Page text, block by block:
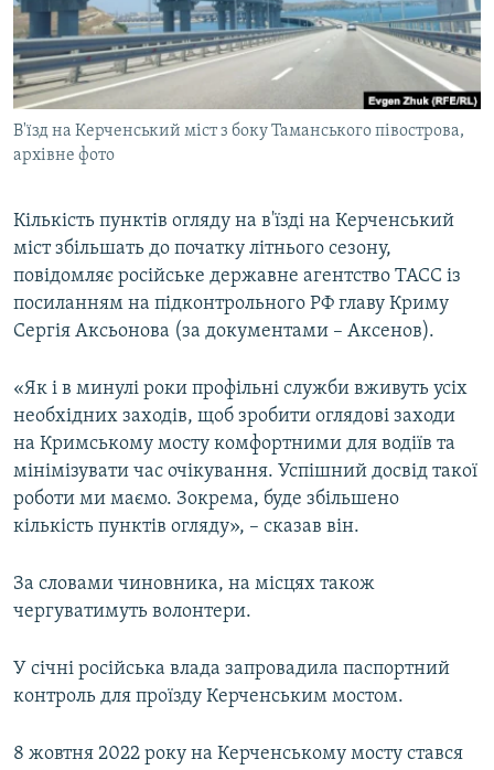
ВІДЕОУРОКИ «ELIFBE»
СВІДЧЕННЯ ОКУПАЦІЇ
УКРАЇНСЬКА ПРОБЛЕМА КРИМУ
ІНФОГРАФІКА
Русский
Qırımtatar
ДОЛУЧАЙСЯ!
Усі сайти RFE/RL
В'їзд на Керченський міст з боку Таманського півострова,
архівне фото
Кількість пунктів огляду на в'їзді на Керченський
міст збільшать до початку літнього сезону,
повідомляє російське державне агентство ТАСС із
посиланням на підконтрольного РФ главу Криму
Сергія Аксьонова (за документами – Аксенов).
«Як і в минулі роки профільні служби вживуть усіх
необхідних заходів, щоб зробити оглядові заходи
на Кримському мосту комфортними для водіїв та
мінімізувати час очікування. Успішний досвід такої
роботи ми маємо. Зокрема, буде збільшено
кількість пунктів огляду», – сказав він.
За словами чиновника, на місцях також
чергуватимуть волонтери.
У січні російська влада запровадила паспортний
контроль для проїзду Керченським мостом.
8 жовтня 2022 року на Керченському мосту стався